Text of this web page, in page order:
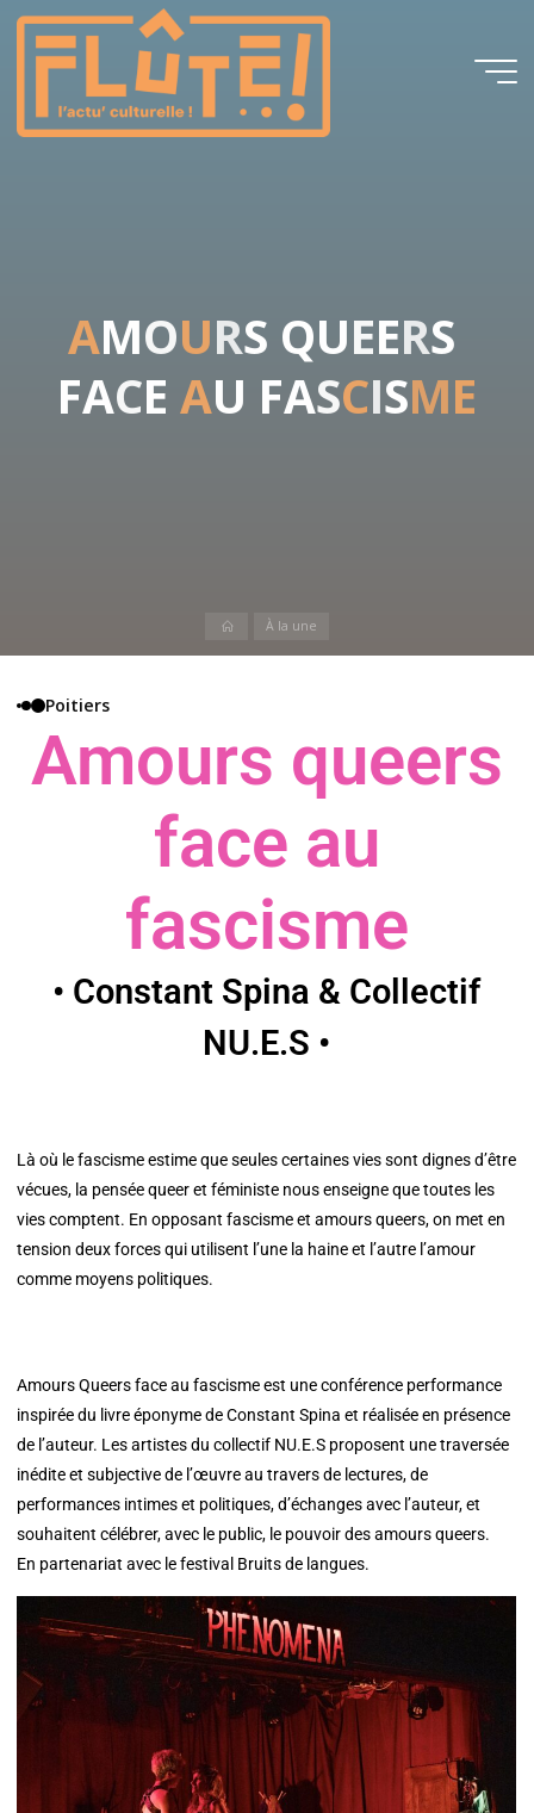
AMOURS QUEERS
FACE AU FASCISME
À la une
Poitiers
Amours queers
face au
fascisme
• Constant Spina & Collectif
NU.E.S •
Là où le fascisme estime que seules certaines vies sont dignes d’être
vécues, la pensée queer et féministe nous enseigne que toutes les
vies comptent. En opposant fascisme et amours queers, on met en
tension deux forces qui utilisent l’une la haine et l’autre l’amour
comme moyens politiques.
Amours Queers face au fascisme est une conférence performance
inspirée du livre éponyme de Constant Spina et réalisée en présence
de l’auteur. Les artistes du collectif NU.E.S proposent une traversée
inédite et subjective de l’œuvre au travers de lectures, de
performances intimes et politiques, d’échanges avec l’auteur, et
souhaitent célébrer, avec le public, le pouvoir des amours queers.
En partenariat avec le festival Bruits de langues.